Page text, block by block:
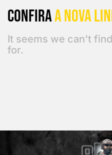
Confiraa Nova
It seems we can't
for.